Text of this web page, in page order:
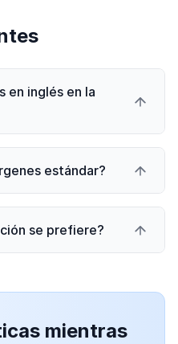
en inglés en la
estándar?
se prefiere?
mientras